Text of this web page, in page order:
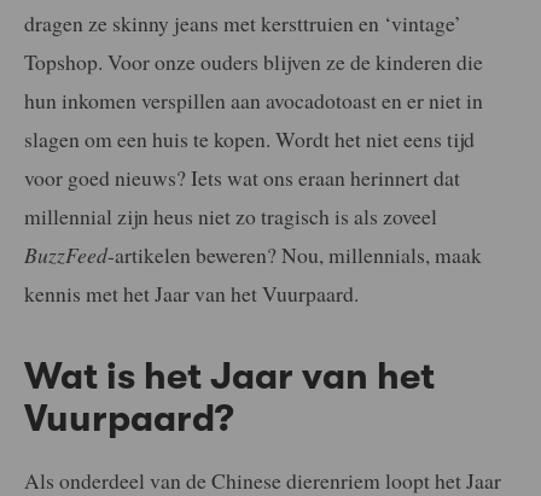
dragen ze skinny jeans met kersttruien en ‘vintage’
Topshop. Voor onze ouders blijven ze de kinderen die
hun inkomen verspillen aan avocadotoast en er niet in
slagen om een huis te kopen. Wordt het niet eens tijd
voor goed nieuws? Iets wat ons eraan herinnert dat
millennial zijn heus niet zo tragisch is als zoveel
BuzzFeed-artikelen beweren? Nou, millennials, maak
kennis met het Jaar van het Vuurpaard.
Wat is het Jaar van het
Vuurpaard?
Als onderdeel van de Chinese dierenriem loopt het Jaar